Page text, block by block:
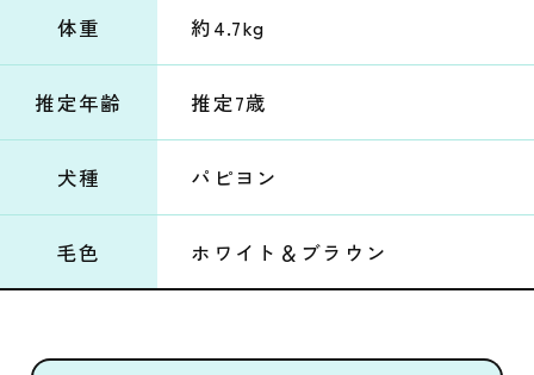
体重 約4.7kg
推定年齢 推定7歳
犬種 パピヨン
毛色 ホワイト＆ブラウン